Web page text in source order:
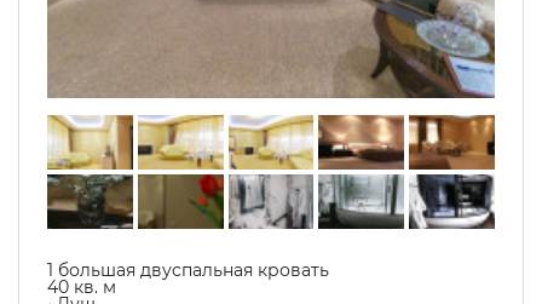
1 большая двуспальная кровать
40 кв. м